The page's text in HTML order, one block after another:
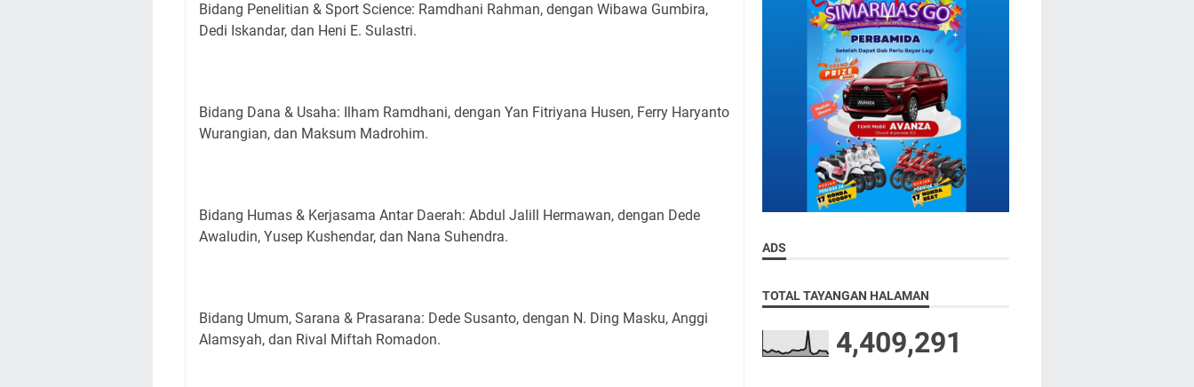
Bidang Penelitian & Sport Science: Ramdhani Rahman, dengan Wibawa Gumbira,
Dedi Iskandar, dan Heni E. Sulastri.
Bidang Dana & Usaha: Ilham Ramdhani, dengan Yan Fitriyana Husen, Ferry Haryanto
Wurangian, dan Maksum Madrohim.
Bidang Humas & Kerjasama Antar Daerah: Abdul Jalill Hermawan, dengan Dede
Awaludin, Yusep Kushendar, dan Nana Suhendra.
Bidang Umum, Sarana & Prasarana: Dede Susanto, dengan N. Ding Masku, Anggi
Alamsyah, dan Rival Miftah Romadon.
ADS
TOTAL TAYANGAN HALAMAN
4,409,291